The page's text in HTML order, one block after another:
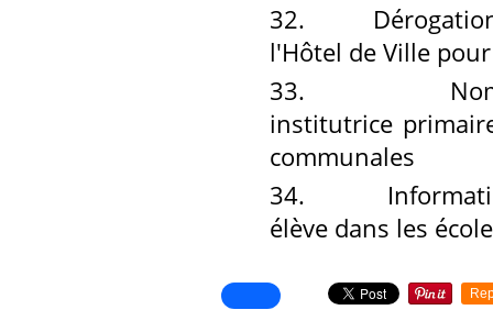
32. Dérogation
l'Hôtel de Ville
33.
institutrice
communales
34.
élève dans les